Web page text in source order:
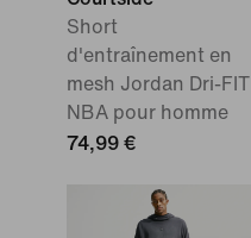
Short
d'entraînement en
mesh Jordan Dri-FIT
NBA pour homme
74,99 €